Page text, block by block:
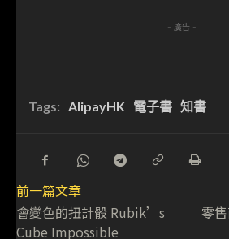
- 廣告 -
Tags: AlipayHK 電子書 知書
前一篇文章
會變色的扭計骰 Rubik’s
Cube Impossible
零